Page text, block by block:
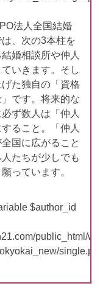
法人全国結婚
、次の3本柱を
婚相談所や仲人
いきます。そし
た独自の「資格
です。将来的な
ず数人は「仲人
ること。「仲人
国に広がること
たちが少しでも
っています。
$author_id
public_html/